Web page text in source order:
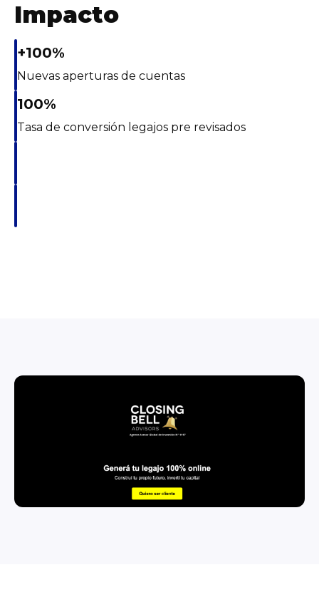
Impacto
+100%
Nuevas aperturas de cuentas
100%
Tasa de conversión legajos pre revisados